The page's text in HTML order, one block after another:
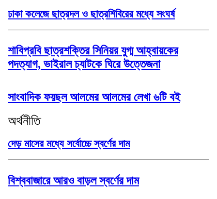
ঢাকা কলেজে ছাত্রদল ও ছাত্রশিবিরের মধ্যে সংঘর্ষ
শাবিপ্রবি ছাত্রশক্তির সিনিয়র যুগ্ম আহ্বায়কের
পদত্যাগ, ভাইরাল চ্যাটকে ঘিরে উত্তেজনা
সাংবাদিক ফয়ছল আলমের আলমের লেখা ৬টি বই
অর্থনীতি
দেড় মাসের মধ্যে সর্বোচ্চে স্বর্ণের দাম
বিশ্ববাজারে আরও বাড়ল স্বর্ণের দাম